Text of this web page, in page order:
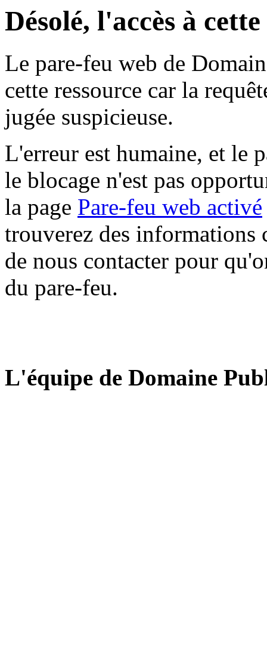
Désolé, l'accès à
Le pare-feu web de
cette ressource car la
jugée suspicieuse.
L'erreur est humaine, et le
le blocage n'est pas
la page Pare-feu web activé
trouverez des informations
de nous contacter pour
du pare-feu.
L'équipe de Domaine